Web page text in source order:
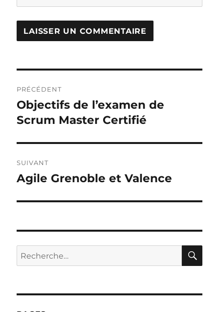
de
l’article
PRÉCÉDENT
Publication
précédente :
Objectifs de l’examen de
Scrum Master Certifié
SUIVANT
Publication
Agile Grenoble et Valence
Recherche
pour :